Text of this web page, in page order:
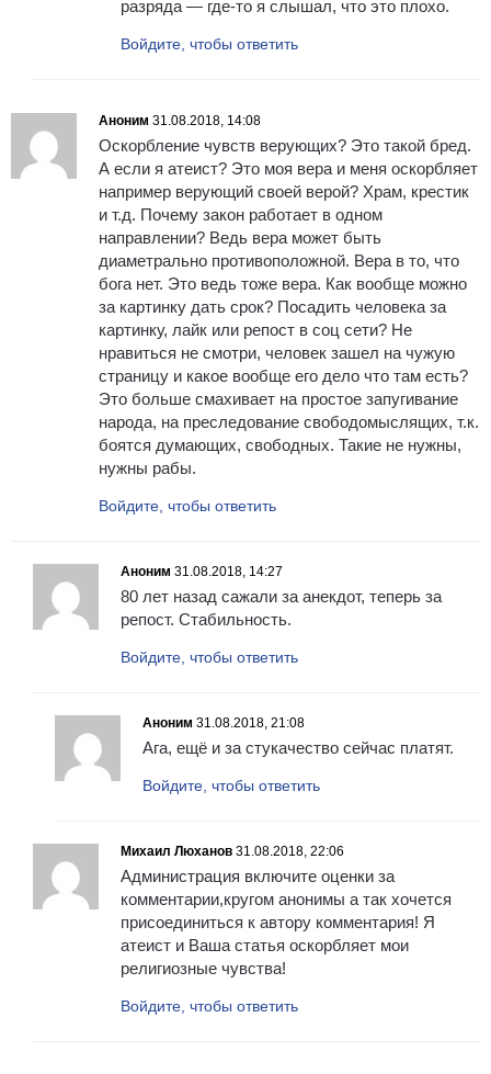
разряда — где-то я слышал, что это плохо.
Войдите, чтобы ответить
Аноним 31.08.2018, 14:08
Оскорбление чувств верующих? Это такой бред.
А если я атеист? Это моя вера и меня оскорбляет
например верующий своей верой? Храм, крестик
и т.д. Почему закон работает в одном
направлении? Ведь вера может быть
диаметрально противоположной. Вера в то, что
бога нет. Это ведь тоже вера. Как вообще можно
за картинку дать срок? Посадить человека за
картинку, лайк или репост в соц сети? Не
нравиться не смотри, человек зашел на чужую
страницу и какое вообще его дело что там есть?
Это больше смахивает на простое запугивание
народа, на преследование свободомыслящих, т.к.
боятся думающих, свободных. Такие не нужны,
нужны рабы.
Войдите, чтобы ответить
Аноним 31.08.2018, 14:27
80 лет назад сажали за анекдот, теперь за
репост. Стабильность.
Войдите, чтобы ответить
Аноним 31.08.2018, 21:08
Ага, ещё и за стукачество сейчас платят.
Войдите, чтобы ответить
Михаил Люханов 31.08.2018, 22:06
Администрация включите оценки за
комментарии,кругом анонимы а так хочется
присоединиться к автору комментария! Я
атеист и Ваша статья оскорбляет мои
религиозные чувства!
Войдите, чтобы ответить